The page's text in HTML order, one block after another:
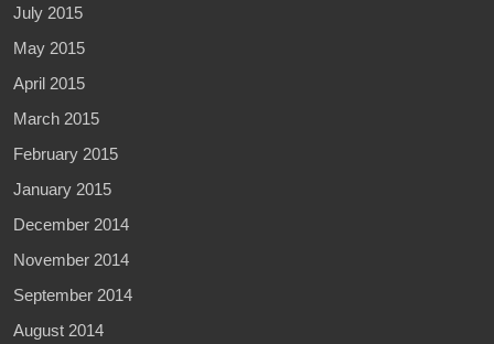
July 2015
May 2015
April 2015
March 2015
February 2015
January 2015
December 2014
November 2014
September 2014
August 2014